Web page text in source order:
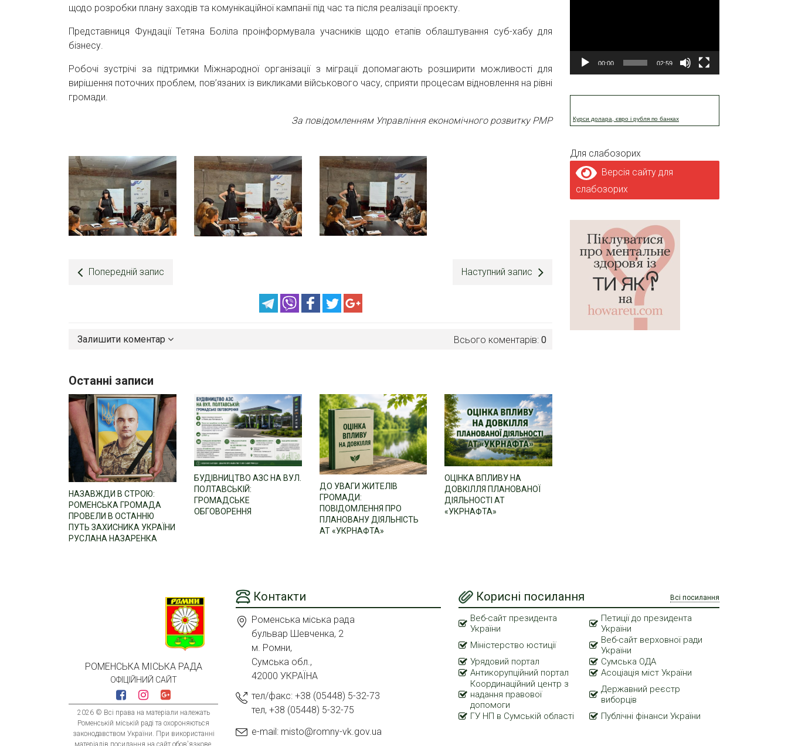
щодо розробки плану заходів та комунікаційної кампанії під час та після реалізації проєкту.
Представниця Фундації Тетяна Боліла проінформувала учасників щодо етапів облаштування суб-хабу для
бізнесу.
Робочі зустрічі за підтримки Міжнародної організації з міграції допомагають розширити можливості для
вирішення поточних проблем, пов’язаних із викликами військового часу, сприяти процесам відновлення на рівні
громади.
За повідомленням Управління економічного розвитку РМР
Попередній запис Наступний запис
Всього коментарів: 0
Залишити коментар
Останні записи
НАЗАВЖДИ В СТРОЮ:
РОМЕНСЬКА ГРОМАДА
ПРОВЕЛИ В ОСТАННЮ
ПУТЬ ЗАХИСНИКА УКРАЇНИ
РУСЛАНА НАЗАРЕНКА
БУДІВНИЦТВО АЗС НА ВУЛ.
ПОЛТАВСЬКІЙ:
ГРОМАДСЬКЕ
ОБГОВОРЕННЯ
ДО УВАГИ ЖИТЕЛІВ
ГРОМАДИ:
ПОВІДОМЛЕННЯ ПРО
ПЛАНОВАНУ ДІЯЛЬНІСТЬ
АТ «УКРНАФТА»
ОЦІНКА ВПЛИВУ НА
ДОВКІЛЛЯ ПЛАНОВАНОЇ
ДІЯЛЬНОСТІ АТ
«УКРНАФТА»
00:00 02:59
Курси долара, євро і рубля по банках
Для слабозорих
Версія сайту для
слабозорих
РОМЕНСЬКА МІСЬКА РАДА
ОФІЦІЙНИЙ САЙТ
2026 © Всі права на матеріали належать
Роменській міській раді та охороняються
законодавством України. При використанні
матеріалів посилання на сайт обов'язкове.
Контакти
Роменська міська рада
бульвар Шевченка, 2
м. Ромни,
Сумська обл.,
42000 УКРАЇНА
тел/факс: +38 (05448) 5-32-73
тел, +38 (05448) 5-32-75
e-mail: misto@romny-vk.gov.ua
Корисні посилання Всі посилання
Веб-сайт президента
України
Петиції до президента
України
Міністерство юстиції
Веб-сайт верховної ради
України
Урядовий портал
Сумська ОДА
Антикорупційний портал
Асоціація міст України
Координаційний центр з
надання правової
допомоги
Державний реєстр
виборців
ГУ НП в Сумській області
Публічні фінанси України